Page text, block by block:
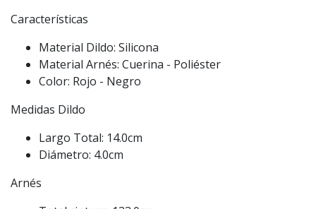
Características
Material Dildo: Silicona
Material Arnés: Cuerina - Poliéster
Color: Rojo - Negro
Medidas Dildo
Largo Total: 14.0cm
Diámetro: 4.0cm
Arnés